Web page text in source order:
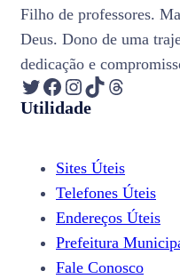
Filho de professores.
Deus. Dono de uma
dedicação e
Twitter Facebook Instagram TikTok Threads
Utilidade
Sites Úteis
Telefones Úteis
Endereços Úteis
Prefeitura
Fale Conosco